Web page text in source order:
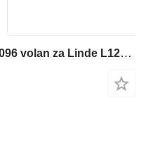
Linde L12LSP, Series 133 244096 volan za Linde L12LSP, Series 133 paletnog viljuškara